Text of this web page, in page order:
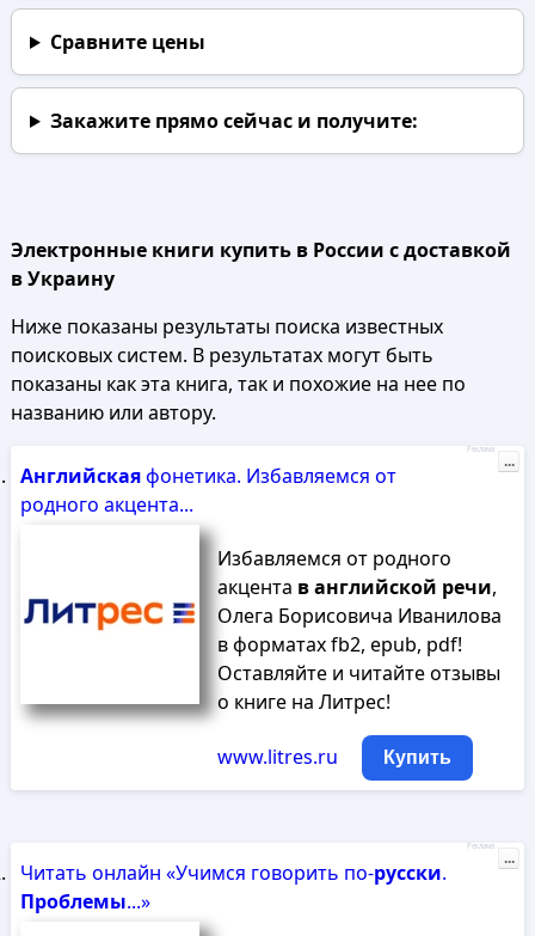
Сравните цены
Закажите прямо сейчаси получите:
Электронные книги купить в России с доставкой
в Украину
Ниже показаны результаты поиска известных
поисковых систем. В результатах могут быть
показаны как эта книга, так и похожие на нее по
названию или автору.
Английскаяфонетика. Избавляемся от
родного акцента...
Избавляемся от родного
акцента ванглийской речи,
Олега Борисовича Иванилова
в форматах fb2, epub, pdf!
Оставляйте и читайте отзывы
о книге на Литрес!
www.litres.ru Купить
Реклама
...
Читать онлайн «Учимся говорить по-русски.
Проблемы...»
Реклама
...